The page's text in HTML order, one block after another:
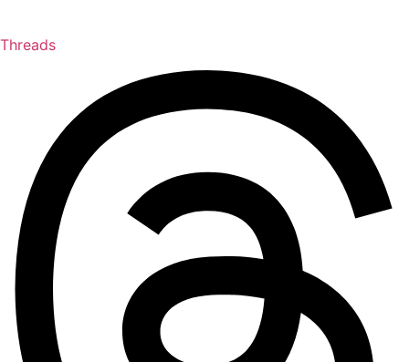
Threads